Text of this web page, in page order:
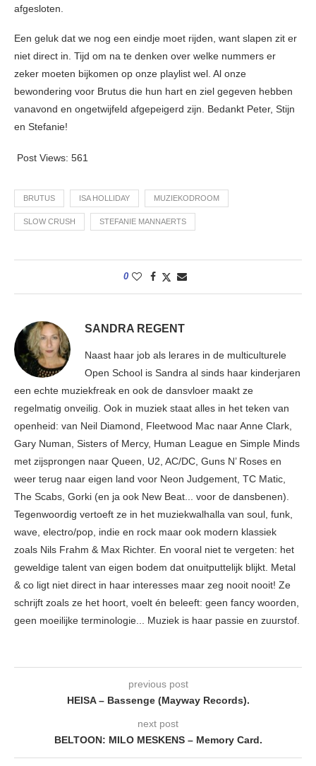
afgesloten.
Een geluk dat we nog een eindje moet rijden, want slapen zit er
niet direct in. Tijd om na te denken over welke nummers er
zeker moeten bijkomen op onze playlist wel. Al onze
bewondering voor Brutus die hun hart en ziel gegeven hebben
vanavond en ongetwijfeld afgepeigerd zijn. Bedankt Peter, Stijn
en Stefanie!
Post Views: 561
BRUTUS ISA HOLLIDAY MUZIEKODROOM
SLOW CRUSH STEFANIE MANNAERTS
0
SANDRA REGENT
Naast haar job als lerares in de multiculturele
Open School is Sandra al sinds haar kinderjaren
een echte muziekfreak en ook de dansvloer maakt ze
regelmatig onveilig. Ook in muziek staat alles in het teken van
openheid: van Neil Diamond, Fleetwood Mac naar Anne Clark,
Gary Numan, Sisters of Mercy, Human League en Simple Minds
met zijsprongen naar Queen, U2, AC/DC, Guns N’ Roses en
weer terug naar eigen land voor Neon Judgement, TC Matic,
The Scabs, Gorki (en ja ook New Beat... voor de dansbenen).
Tegenwoordig vertoeft ze in het muziekwalhalla van soul, funk,
wave, electro/pop, indie en rock maar ook modern klassiek
zoals Nils Frahm & Max Richter. En vooral niet te vergeten: het
geweldige talent van eigen bodem dat onuitputtelijk blijkt. Metal
& co ligt niet direct in haar interesses maar zeg nooit nooit! Ze
schrijft zoals ze het hoort, voelt én beleeft: geen fancy woorden,
geen moeilijke terminologie... Muziek is haar passie en zuurstof.
previous post
HEISA – Bassenge (Mayway Records).
next post
BELTOON: MILO MESKENS – Memory Card.